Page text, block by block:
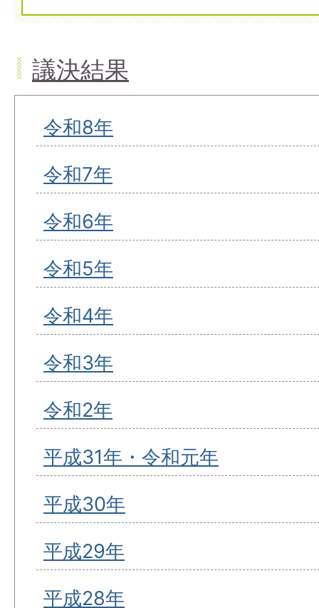
議決結果
令和8年
令和7年
令和6年
令和5年
令和4年
令和3年
令和2年
平成31年・令和元年
平成30年
平成29年
平成28年